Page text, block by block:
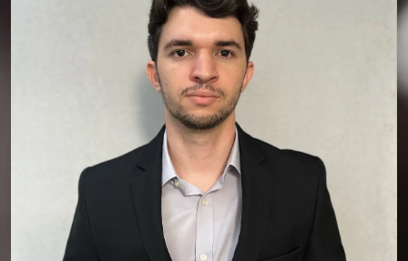
Dr. Diogo Borges
Dr. Diogo Borges Pornaro, advogado inscrito
na OAB/MG sob o n° 216019, graduado pela
ESAMC, Pós graduado em Direito de
Família, Direito Previdenciário e em
Processo Civil pela Facuminas.